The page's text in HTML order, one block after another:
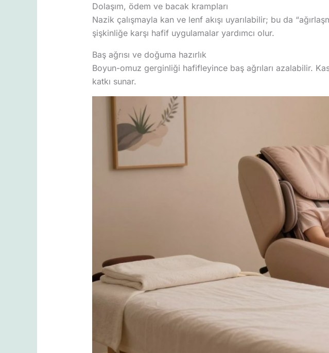
Dolaşım, ödem ve bacak krampları
Nazik çalışmayla kan ve lenf akışı uyarılabilir; bu da
şişkinliğe karşı hafif uygulamalar yardımcı olur.
Baş ağrısı ve doğuma hazırlık
Boyun-omuz gerginliği hafifleyince baş ağrıları azalabilir.
katkı sunar.